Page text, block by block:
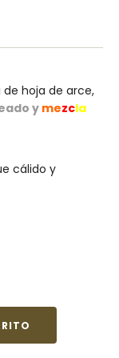
hoja de arce,
ymezcla
cálido y